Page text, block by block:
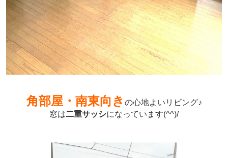
角部屋・南東向き の心地よいリビング♪
窓は二重サッシになっています(^^)/